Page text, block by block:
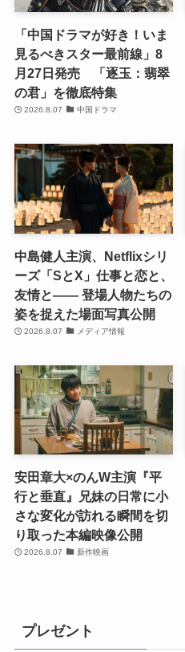
「中国ドラマが好き！いま
見るべきスター最前線」8
月27日発売 「逐玉：翡翠
の君」を徹底特集
2026.8.07 中国ドラマ
中島健人主演、Netflixシリ
ーズ「SとX」仕事と恋と、
友情と―― 登場人物たちの
姿を捉えた場面写真公開
2026.8.07 メディア情報
安田章大×のんW主演『平
行と垂直』兄妹の日常に小
さな変化が訪れる瞬間を切
り取った本編映像公開
2026.8.07 新作映画
プレゼント